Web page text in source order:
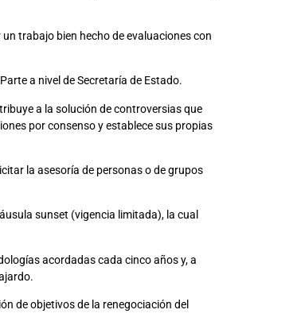
trabajo bien hecho de evaluaciones con
a nivel de Secretaría de Estado.
a la solución de controversias que
por consenso y establece sus propias
la asesoría de personas o de grupos
sunset (vigencia limitada), la cual
acordadas cada cinco años y, a
de objetivos de la renegociación del